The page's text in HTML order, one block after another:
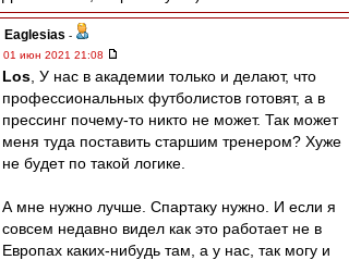
Eaglesias -
01 июн 2021 21:08
Los , У нас в академии только и делают, что
профессиональных футболистов готовят, а в
прессинг почему-то никто не может. Так может
меня туда поставить старшим тренером? Хуже
не будет по такой логике.
А мне нужно лучше. Спартаку нужно. И если я
совсем недавно видел как это работает не в
Европах каких-нибудь там, а у нас, так могу и